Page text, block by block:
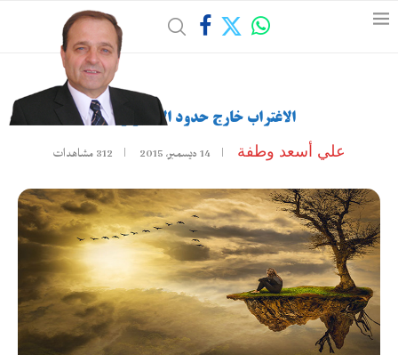
الاغتراب خارج حدود الأيديولوجيا
علي أسعد وطفة 14 ديسمبر، 2015 312 مشاهدات